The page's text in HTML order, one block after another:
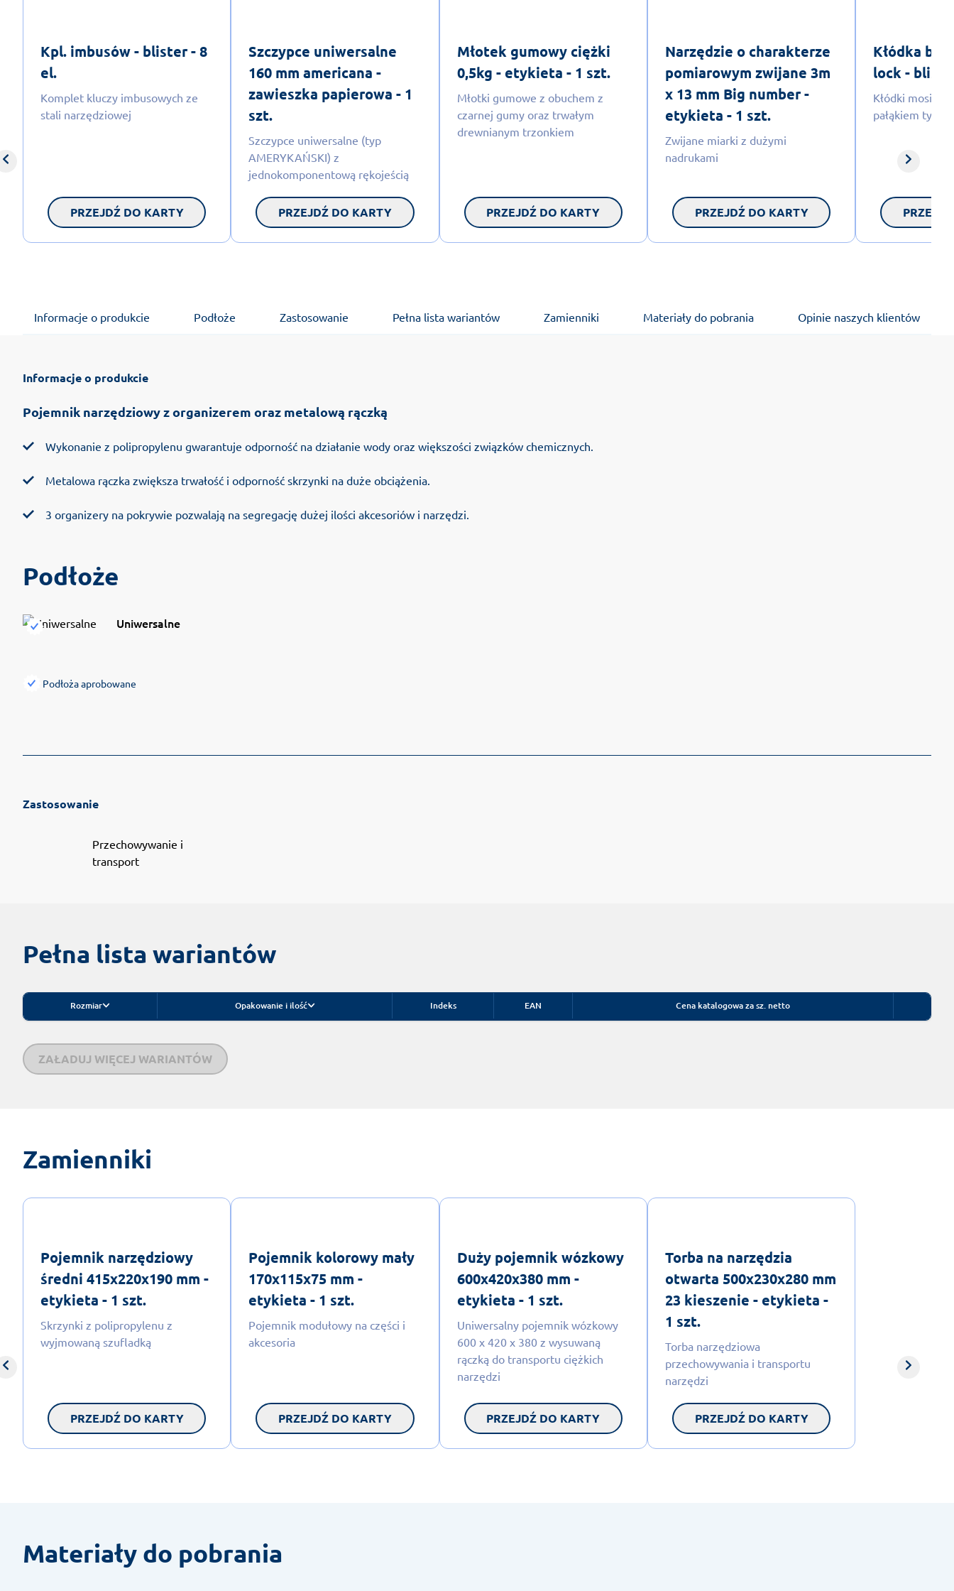
Kpl. imbusów - blister - 8
el.
Komplet kluczy imbusowych ze
stali narzędziowej
PRZEJDŹ DO KARTY
Szczypce uniwersalne
160 mm americana -
zawieszka papierowa - 1
szt.
Szczypce uniwersalne (typ
AMERYKAŃSKI) z
jednokomponentową rękojeścią
PRZEJDŹ DO KARTY
Młotek gumowy ciężki
0,5kg - etykieta - 1 szt.
Młotki gumowe z obuchem z
czarnej gumy oraz trwałym
drewnianym trzonkiem
PRZEJDŹ DO KARTY
Narzędzie o charakterze
pomiarowym zwijane 3m
x 13 mm Big number -
etykieta - 1 szt.
Zwijane miarki z dużymi
nadrukami
PRZEJDŹ DO KARTY
Kłódka
lock -
Kłódki
pałąkiem typ
Informacje o produkcie Podłoże Zastosowanie Pełna lista wariantów Zamienniki Materiały do pobrania Opinie naszych klientów
Informacje o produkcie
Pojemnik narzędziowy z organizerem oraz metalową rączką
Wykonanie z polipropylenu gwarantuje odporność na działanie wody oraz większości związków chemicznych.
Metalowa rączka zwiększa trwałość i odporność skrzynki na duże obciążenia.
3 organizery na pokrywie pozwalają na segregację dużej ilości akcesoriów i narzędzi.
Podłoże
Uniwersalne
Podłoża aprobowane
Zastosowanie
Przechowywanie i
transport
Pełna lista wariantów
Rozmiar Opakowanie i ilość Indeks EAN Cena katalogowa za sz. netto
ZAŁADUJ WIĘCEJ WARIANTÓW
Zamienniki
Pojemnik narzędziowy
średni 415x220x190 mm -
etykieta - 1 szt.
Skrzynki z polipropylenu z
wyjmowaną szufladką
PRZEJDŹ DO KARTY
Pojemnik kolorowy mały
170x115x75 mm -
etykieta - 1 szt.
Pojemnik modułowy na części i
akcesoria
PRZEJDŹ DO KARTY
Duży pojemnik wózkowy
600x420x380 mm -
etykieta - 1 szt.
Uniwersalny pojemnik wózkowy
600 x 420 x 380 z wysuwaną
rączką do transportu ciężkich
narzędzi
PRZEJDŹ DO KARTY
Torba na narzędzia
otwarta 500x230x280 mm
23 kieszenie - etykieta -
1 szt.
Torba narzędziowa
przechowywania i transportu
narzędzi
PRZEJDŹ DO KARTY
Materiały do pobrania